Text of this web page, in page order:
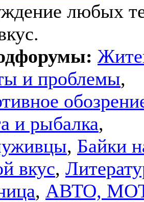
любых
и проблемы,
и рыбалка,
, Байки
вкус,
, АВТО,